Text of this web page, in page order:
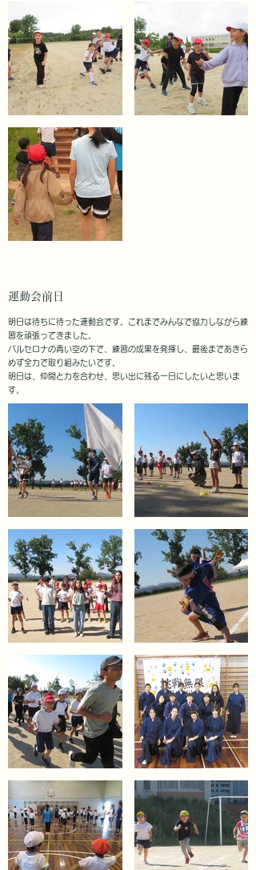
運動会前日
明日は待ちに待った運動会です。これまでみんなで協力しながら練
習を頑張ってきました。
バルセロナの青い空の下で、練習の成果を発揮し、最後まであきら
めず全力で取り組みたいです。
明日は、仲間と力を合わせ、思い出に残る一日にしたいと思いま
す。